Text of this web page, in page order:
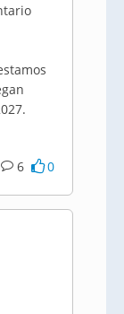
6 0